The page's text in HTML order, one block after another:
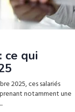
ce qui
2025, ces salariés
notamment une